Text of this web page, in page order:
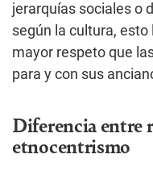
jerarquías sociales o
según la cultura, esto
mayor respeto que
para y con sus
Diferencia
etnocentrismo